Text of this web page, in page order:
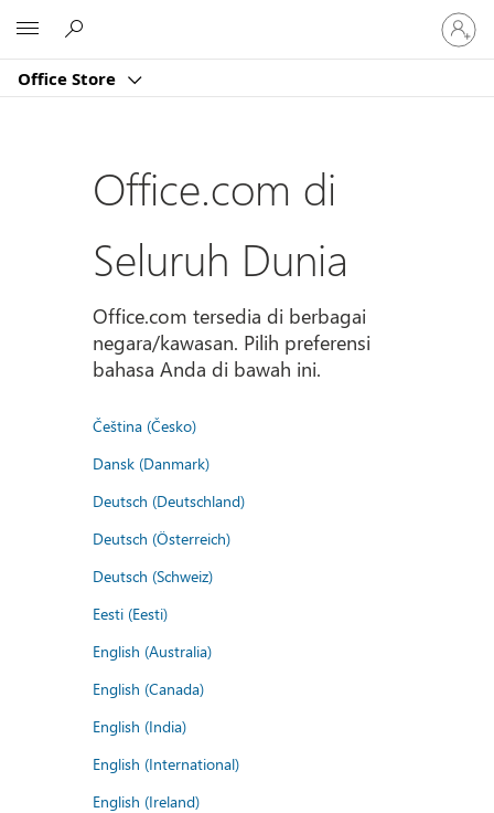
Office Store
Masuk
ke
akun
Office.com di
Seluruh Dunia
Office.com tersedia di berbagai
negara/kawasan. Pilih preferensi
bahasa Anda di bawah ini.
Čeština (Česko)
Dansk (Danmark)
Deutsch (Deutschland)
Deutsch (Österreich)
Deutsch (Schweiz)
Eesti (Eesti)
English (Australia)
English (Canada)
English (India)
English (International)
English (Ireland)